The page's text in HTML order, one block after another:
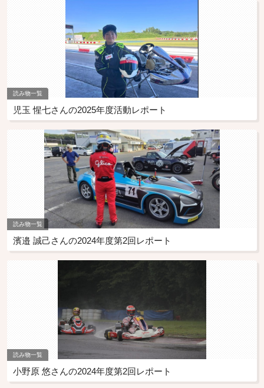
読み物一覧
児玉 惺七さんの2025年度活動レポート
読み物一覧
濱邉 誠己さんの2024年度第2回レポート
読み物一覧
小野原 悠さんの2024年度第2回レポート